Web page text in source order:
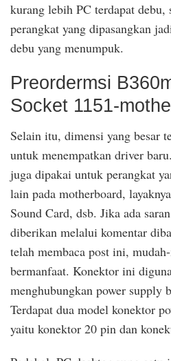
kurang lebih PC terdapat
perangkat yang dipasangkan
debu yang menumpuk.
Preordermsi
Socket 1151-
Selain itu, dimensi yang besar
untuk menempatkan driver
juga dipakai untuk perangkat
lain pada motherboard,
Sound Card, dsb. Jika ada
diberikan melalui komentar
telah membaca post ini,
bermanfaat. Konektor ini
menghubungkan power supply
Terdapat dua model konektor
yaitu konektor 20 pin dan